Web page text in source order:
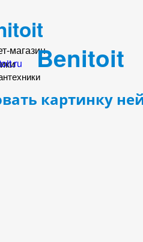
магазинBenitoit
картинку